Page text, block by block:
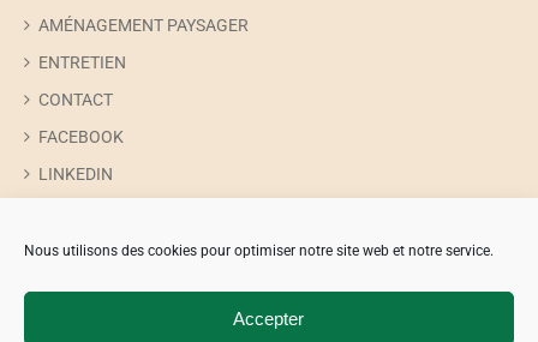
Nous utilisons des cookies pour optimiser notre site web et notre service.
Accepter
AMÉNAGEMENT PAYSAGER
ENTRETIEN
CONTACT
FACEBOOK
LINKEDIN
TIKTOK